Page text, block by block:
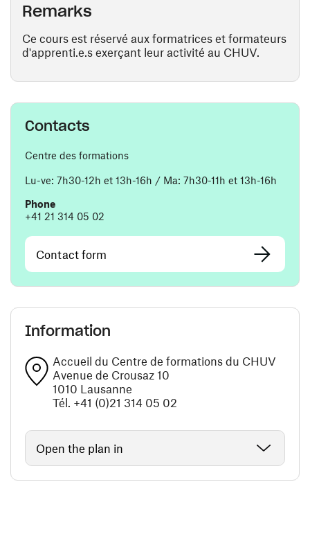
Remarks
Ce cours est réservé aux formatrices et formateurs
d'apprenti.e.s exerçant leur activité au CHUV.
Contacts
Centre des formations
Lu-ve: 7h30-12h et 13h-16h / Ma: 7h30-11h et 13h-16h
Phone
+41 21 314 05 02
Contact form
Information
Accueil du Centre de formations du CHUV
Avenue de Crousaz 10
1010 Lausanne
Tél. +41 (0)21 314 05 02
Open the plan in